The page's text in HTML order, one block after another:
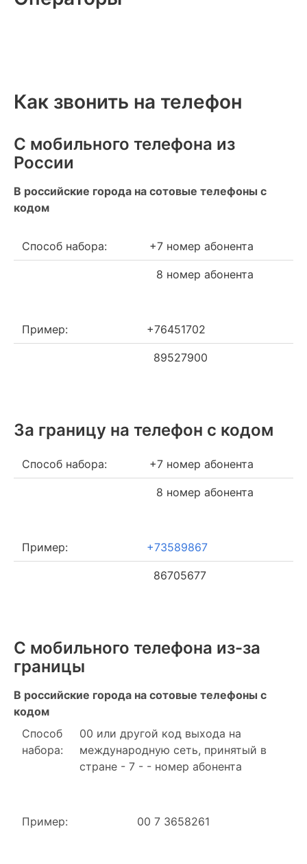
Как звонить на телефон
С мобильного телефона из
России
В российские города на сотовые телефоны с
кодом
Способ набора: +7 номер абонента
8 номер абонента
Пример: +76451702
89527900
За границу на телефон c кодом
Способ набора: +7 номер абонента
8 номер абонента
Пример: +73589867
86705677
С мобильного телефона из-за
границы
В российские города на сотовые телефоны с
кодом
Способ
набора:
00 или другой код выхода на
международную сеть, принятый в
стране - 7 - - номер абонента
Пример: 00 7 3658261